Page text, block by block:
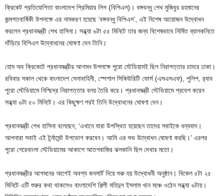
ক্রিকেট প্রতিযোগিতা বাংলাদেশ প্রিমিয়ার লিগ (বিপিএল)। বঙ্গবন্ধু শেখ মুজিবুর রহমানের
জন্মশতবার্ষিকী উপলক্ষে এর নামকরণ হয়েছে ‘বঙ্গবন্ধু বিপিএল’, এই বিশেষ আয়োজন উদ্বোধন
করলেন প্রধানমন্ত্রী শেখ হাসিনা। সন্ধ্যা ৬টা ৫৫ মিনিটে তার জন্য বিশেষভাবে নির্মিত ব্যালকনিতে
দাঁড়িয়ে বিপিএল উদ্বোধনের ঘোষণা দেন তিনি।
হোম অব ক্রিকেটে প্রধানমন্ত্রীর আগমন উপলক্ষে পুরো স্টেডিয়ামই ছিল নিরাপত্তার চাদরে ঢাকা।
রবিবার সকাল থেকে বাংলাদেশ সেনাবাহিনী, স্পেশাল সিকিউরিটি ফোর্স (এসএসএফ), পুলিশ, র‌্যাব
পুরো স্টেডিয়ামে নিশ্ছিদ্র নিরাপত্তার বলয় তৈরি করে। প্রধানমন্ত্রী স্টেডিয়ামে প্রবেশ করেন
সন্ধ্যা ৬টা ৫০ মিনিটে। এর কিছুক্ষণ পরই তিনি উদ্বোধনের ঘোষণা দেন।
প্রধানমন্ত্রী শেখ হাসিনা বলেছেন, ‘এখানে যারা উপস্থিত হয়েছেন তাদের সবাইকে ধন্যবাদ।
আপনারা সবাই এই টুর্নামেন্ট উপভোগ করবেন। আমি এর শুভ উদ্বোধন ঘোষণা করছি।’ এরপর
পুরো শেরেবাংলা স্টেডিয়ামের আকাশে আতশবাজির ঝলকানি ছিল দেখার মতো।
প্রধানমন্ত্রীর আগমনের আগেই অবশ্য কনসার্ট দিয়ে শুরু হয় উদ্বোধনী অনুষ্ঠান। বিকেল ৫টা ২৫
মিনিটে এটি শুরুর কথা থাকলেও বাংলাদেশি শিল্পী মহিদুল ইসলাম খান মঞ্চে ওঠেন সন্ধ্যা ৬টায়।